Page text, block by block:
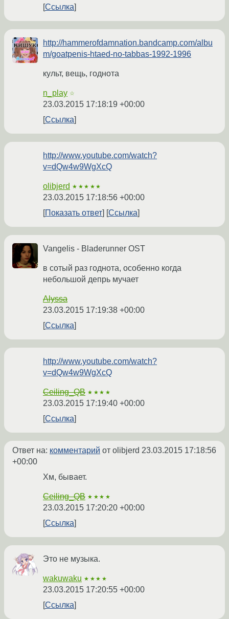
Ссылка
http://hammerofdamnation.bandcamp.com/albu
m/goatpenis-htaed-no-tabbas-1992-1996
культ, вещь, годнота
n_play ☆
23.03.2015 17:18:19 +00:00
Ссылка
http://www.youtube.com/watch?
v=dQw4w9WgXcQ
olibjerd ★★★★★
23.03.2015 17:18:56 +00:00
Показать ответ
Ссылка
Vangelis - Bladerunner OST
в сотый раз годнота, особенно когда
небольшой депрь мучает
Alyssa
23.03.2015 17:19:38 +00:00
Ссылка
http://www.youtube.com/watch?
v=dQw4w9WgXcQ
Ceiling_QB ★★★★
23.03.2015 17:19:40 +00:00
Ссылка
Ответ на: комментарий от olibjerd 23.03.2015 17:18:56
+00:00
Хм, бывает.
Ceiling_QB ★★★★
23.03.2015 17:20:20 +00:00
Ссылка
Это не музыка.
wakuwaku ★★★★
23.03.2015 17:20:55 +00:00
Ссылка